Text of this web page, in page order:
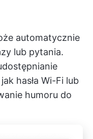
automatycznie
lub pytania.
hasła Wi-Fi lub
humoru do